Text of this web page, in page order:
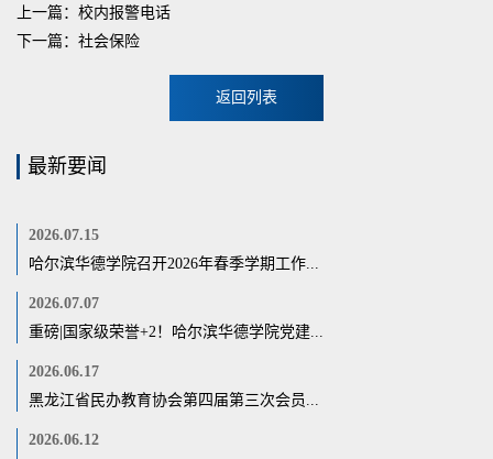
上一篇：校内报警电话
下一篇：社会保险
返回列表
最新要闻
2026.07.15
哈尔滨华德学院召开2026年春季学期工作...
2026.07.07
重磅|国家级荣誉+2！哈尔滨华德学院党建...
2026.06.17
黑龙江省民办教育协会第四届第三次会员...
2026.06.12